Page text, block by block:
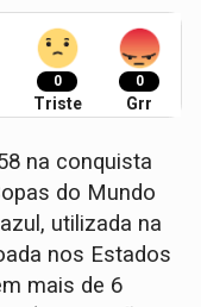
0
Triste
0
Grr
na conquista
do Mundo
utilizada na
nos Estados
mais de 6